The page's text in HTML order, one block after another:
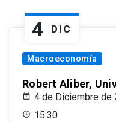
4 DIC
Macroeconomía
Robert Aliber,
4 de Diciembre de
15:30